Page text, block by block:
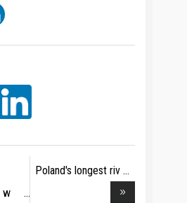
w
Poland's longest riv